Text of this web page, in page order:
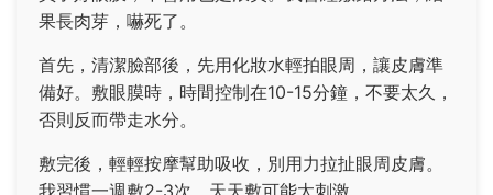
果長肉芽，嚇死了。
首先，清潔臉部後，先用化妝水輕拍眼周，讓皮膚準
備好。敷眼膜時，時間控制在10-15分鐘，不要太久，
否則反而帶走水分。
敷完後，輕輕按摩幫助吸收，別用力拉扯眼周皮膚。
我習慣一週敷2-3次，天天敷可能太刺激。